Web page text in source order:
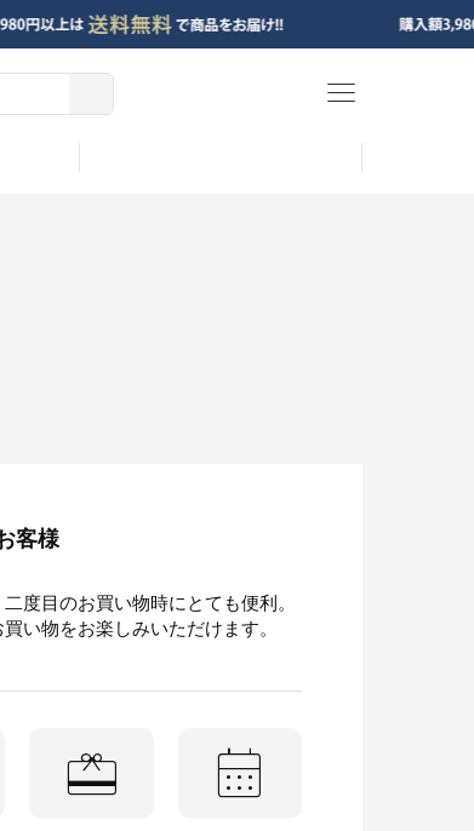
menu
客様
度目のお買い物時にとても便利。
い物をお楽しみいただけます。
redeem calendar_month